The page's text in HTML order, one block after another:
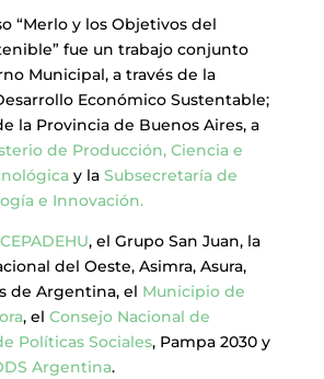
“Merlo y los Objetivos del
fue un trabajo conjunto
Municipal, a través de la
Económico Sustentable;
la Provincia de Buenos Aires, a
de Producción, Ciencia e
y la Subsecretaría de
e Innovación.
CEPADEHU, el Grupo San Juan, la
del Oeste, Asimra, Asura,
de Argentina, el Municipio de
, el Consejo Nacional de
Políticas Sociales, Pampa 2030 y
Argentina.